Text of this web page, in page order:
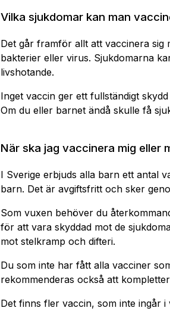
Vilka sjukdomar kan man
Det går framför allt att vaccinera sig
bakterier eller virus. Sjukdomarna
livshotande.
Inget vaccin ger ett fullständigt
Om du eller barnet ändå skulle få
När ska jag vaccinera mig eller
I Sverige erbjuds alla barn ett antal
barn. Det är avgiftsfritt och sker
Som vuxen behöver du
för att vara skyddad mot de
mot stelkramp och difteri.
Du som inte har fått alla vacciner
rekommenderas också att
Det finns fler vaccin, som inte ingår